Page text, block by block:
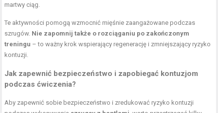
martwy ciąg.
Te aktywności pomogą wzmocnić mięśnie zaangażowane podczas
szrugów. Nie zapomnij także o rozciąganiu po zakończonym
treningu – to ważny krok wspierający regenerację i zmniejszający ryzyko
kontuzji.
Jak zapewnić bezpieczeństwo i zapobiegać kontuzjom
podczas ćwiczenia?
Aby zapewnić sobie bezpieczeństwo i zredukować ryzyko kontuzji